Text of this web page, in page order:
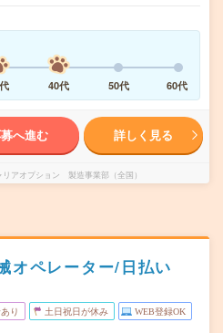
40代 50代 60代
へ進む 詳しく見る
アオプション 製造事業部（全国）
オペレーター/日払い
り 土日祝日が休み WEB登録OK